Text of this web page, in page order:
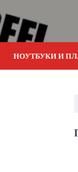
НОУТБУКИ И